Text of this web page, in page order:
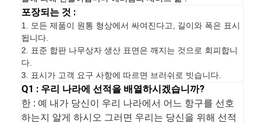
포장되는 것 :
1.
모든 제품이 원통 형상에서 싸여진다고, 길이와 폭은 표시
됩니다.
2. 표준 합판 나무상자 생산 표면은 깨지는 것으로 회피합니
다.
3. 표시가 고객 요구 사항에 따르면 브러쉬로 빗습니다.
Q1 : 우리 나라에 선적을 배열하시겠습니까?
한 : 예 내가 당신이 우리 나라에서 어느 항구를 선호
하는지 알게 하시오 그러면 우리는 당신을 위해 선적